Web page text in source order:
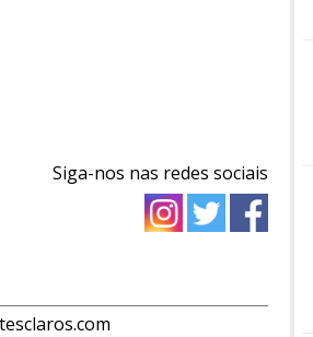
Siga-nos nas redes sociais